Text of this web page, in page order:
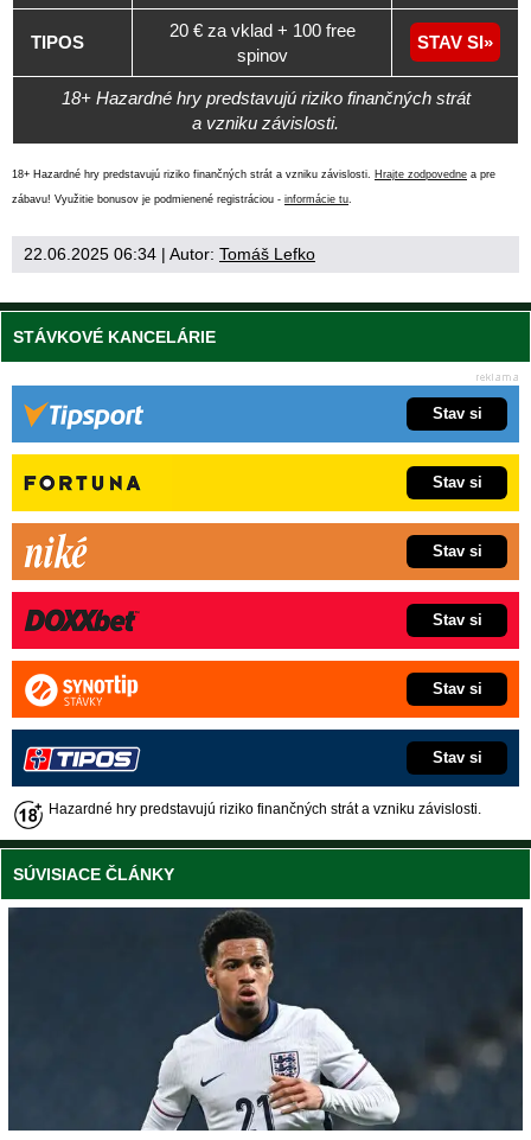
TIPOS
20 € za vklad + 100 free
spinov
STAV SI
18+ Hazardné hry predstavujú riziko finančných strát
a vzniku závislosti.
18+ Hazardné hry predstavujú riziko finančných strát a vzniku závislosti. Hrajte zodpovedne a pre
zábavu! Využitie bonusov je podmienené registráciou - informácie tu.
22.06.2025 06:34 | Autor: Tomáš Lefko
STÁVKOVÉ KANCELÁRIE
Stav si
Stav si
Stav si
Stav si
Stav si
Stav si
Hazardné hry predstavujú riziko finančných strát a vzniku závislosti.
SÚVISIACE ČLÁNKY